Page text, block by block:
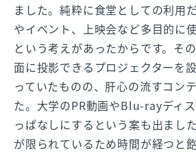
ました。純粋に食堂としての利用
やイベント、上映会など多目的に
という考えがあったからです。そ
面に投影できるプロジェクターを
っていたものの、肝心の流すコン
た。大学のPR動画やBlu-rayディ
っぱなしにするという案も出まし
が限られているため時間が経つと